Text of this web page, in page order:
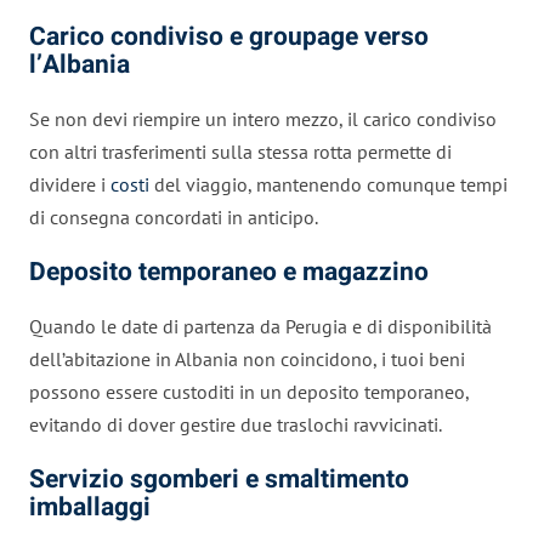
Carico condiviso e groupage verso
l’Albania
Se non devi riempire un intero mezzo, il carico condiviso
con altri trasferimenti sulla stessa rotta permette di
dividere i costi del viaggio, mantenendo comunque tempi
di consegna concordati in anticipo.
Deposito temporaneo e magazzino
Quando le date di partenza da Perugia e di disponibilità
dell’abitazione in Albania non coincidono, i tuoi beni
possono essere custoditi in un deposito temporaneo,
evitando di dover gestire due traslochi ravvicinati.
Servizio sgomberi e smaltimento
imballaggi